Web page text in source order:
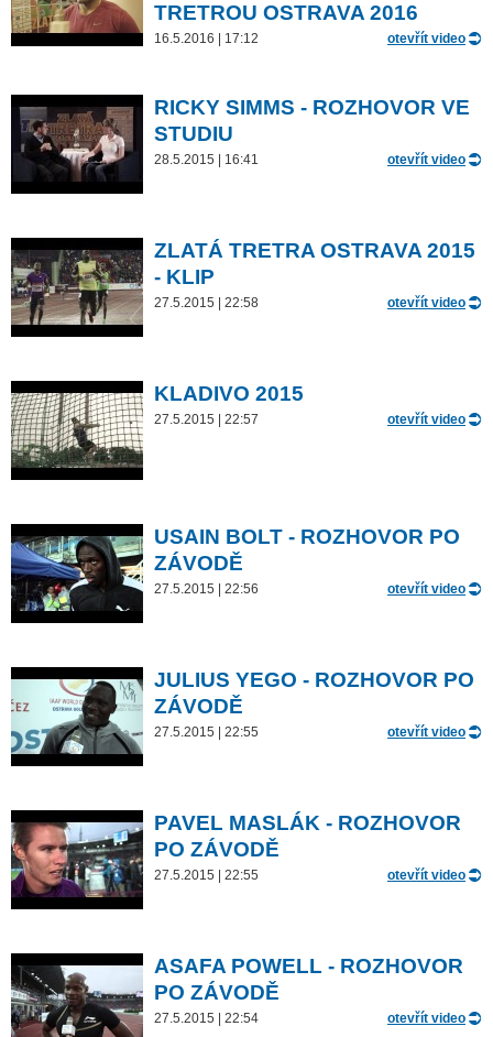
TRETROU OSTRAVA 2016
16.5.2016 | 17:12 otevřít video
RICKY SIMMS - ROZHOVOR VE
STUDIU
28.5.2015 | 16:41 otevřít video
ZLATÁ TRETRA OSTRAVA 2015
- KLIP
27.5.2015 | 22:58 otevřít video
KLADIVO 2015
27.5.2015 | 22:57 otevřít video
USAIN BOLT - ROZHOVOR PO
ZÁVODĚ
27.5.2015 | 22:56 otevřít video
JULIUS YEGO - ROZHOVOR PO
ZÁVODĚ
27.5.2015 | 22:55 otevřít video
PAVEL MASLÁK - ROZHOVOR
PO ZÁVODĚ
27.5.2015 | 22:55 otevřít video
ASAFA POWELL - ROZHOVOR
PO ZÁVODĚ
27.5.2015 | 22:54 otevřít video